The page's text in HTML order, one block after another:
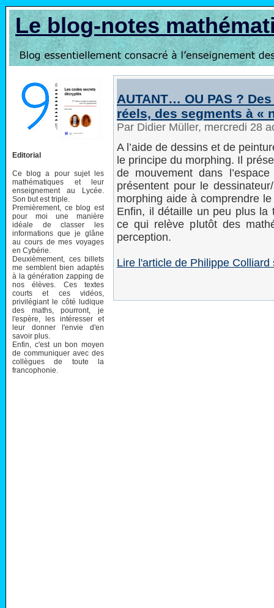
Le blog-notes
Editorial
Ce blog a pour sujet les
mathématiques et leur
enseignement au Lycée.
Son but est triple.
Premièrement, ce blog est
pour moi une manière
idéale de classer les
informations que je glâne
au cours de mes voyages
en Cybérie.
Deuxièmement, ces billets
me semblent bien adaptés
à la génération zapping de
nos élèves. Ces textes
courts et ces vidéos,
privilégiant le côté ludique
des maths, pourront, je
l'espère, les intéresser et
leur donner l'envie d'en
savoir plus.
Enfin, c'est un bon moyen
de communiquer avec des
collègues de toute la
francophonie.
AUTANT… OU PAS ?
réels, des segments à «
Par Didier Müller, mercredi 28
A l’aide de dessins et de
le principe du morphing. Il
de mouvement dans
présentent pour le
morphing aide à comprendre
Enfin, il détaille un peu plus la
ce qui relève plutôt des
perception.
Lire l'article de Philippe